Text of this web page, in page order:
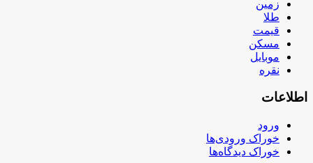
زمین
طلا
قیمت
مسکن
موبایل
نقره
اطلاعات
ورود
خوراک ورودی‌ها
خوراک دیدگاه‌ها